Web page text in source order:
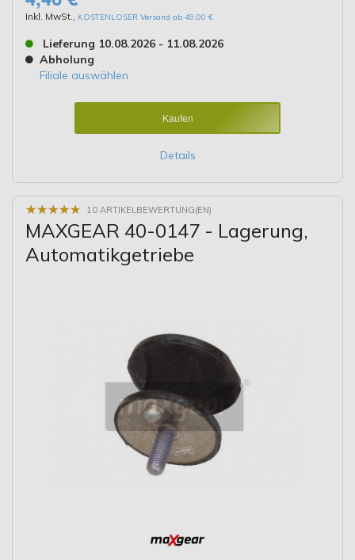
Inkl. MwSt., KOSTENLOSER Versand ab 49,00 €
Lieferung 10.08.2026 - 11.08.2026
Abholung
Filiale auswählen
Kaufen
Details
★★★★★
★★★★★ 10 ARTIKELBEWERTUNG(EN)
MAXGEAR 40-0147 - Lagerung,
Automatikgetriebe